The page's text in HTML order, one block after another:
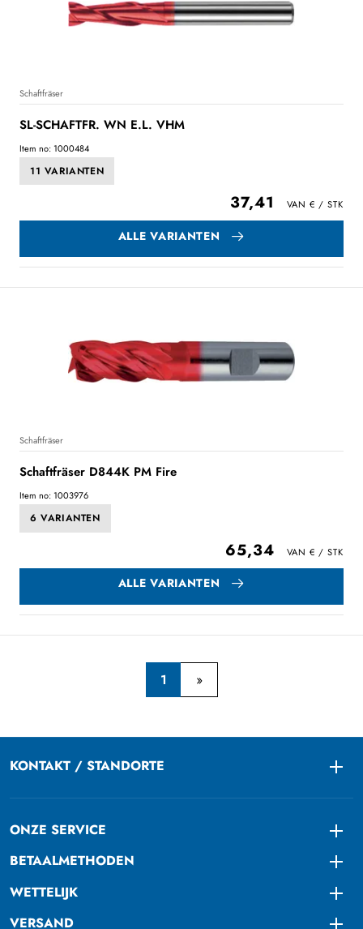
Schaftfräser
SL-SCHAFTFR. WN E.L. VHM
Item no: 1000484
11 VARIANTEN
37,41
ALLE VARIANTEN
Schaftfräser
Schaftfräser D844K PM Fire
Item no: 1003976
6 VARIANTEN
65,34
ALLE VARIANTEN
1
KONTAKT / STANDORTE
ONZE SERVICE
BETAALMETHODEN
WETTELIJK
VERSAND